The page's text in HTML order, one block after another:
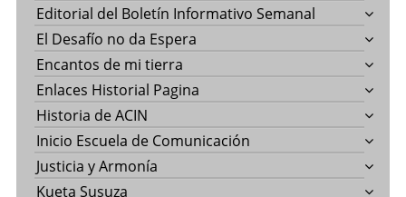
Editorial del Boletín Informativo Semanal
El Desafío no da Espera
Encantos de mi tierra
Enlaces Historial Pagina
Historia de ACIN
Inicio Escuela de Comunicación
Justicia y Armonía
Kueta Susuza